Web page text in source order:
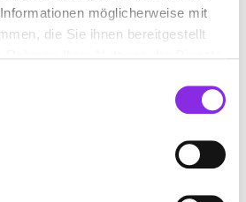
möglicherweise mit
die Sie ihnen bereitgestellt
VOLL